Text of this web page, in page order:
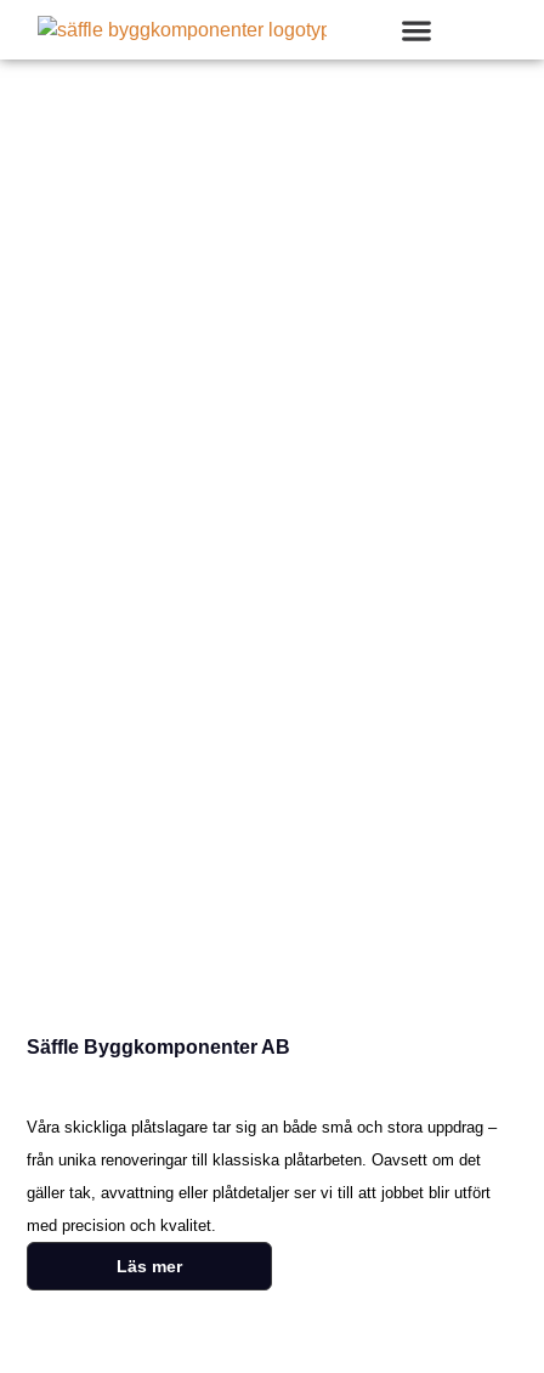
Säffle Byggkomponenter AB
Våra skickliga plåtslagare tar sig an både små och stora uppdrag –
från unika renoveringar till klassiska plåtarbeten. Oavsett om det
gäller tak, avvattning eller plåtdetaljer ser vi till att jobbet blir utfört
med precision och kvalitet.
Läs mer